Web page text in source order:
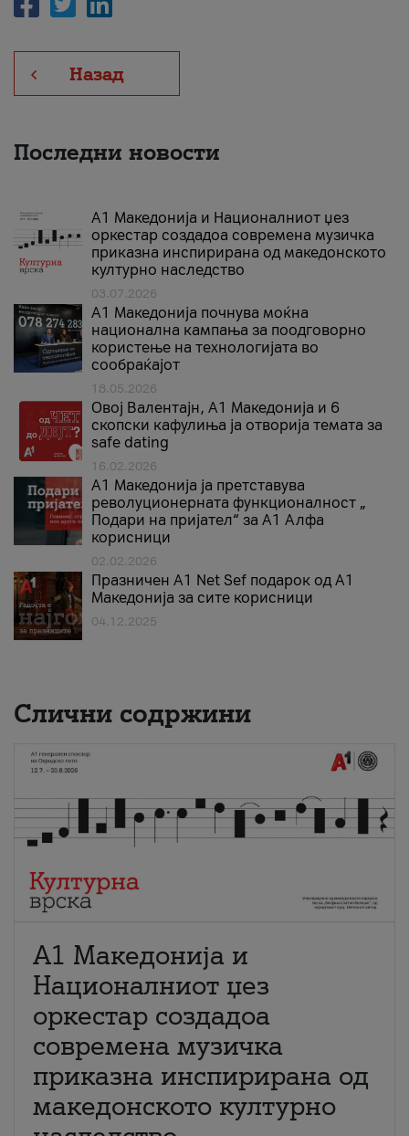
Назад
Последни новости
А1 Македонија и Националниот џез
оркестар создадоа современа музичка
приказна инспирирана од македонското
културно наследство
03.07.2026
A1 Македонија почнува моќна
национална кампања за поодговорно
користење на технологијата во
сообраќајот
18.05.2026
Овој Валентајн, A1 Македонија и 6
скопски кафулиња ја отворија темата за
safe dating
16.02.2026
А1 Македонија ја претставува
револуционерната функционалност „
Подари на пријател“ за А1 Алфа
корисници
02.02.2026
Празничен A1 Net Sеf подарок од А1
Македонија за сите корисници
04.12.2025
Слични содржини
А1 Македонија и
Националниот џез
оркестар создадоа
современа музичка
приказна инспирирана од
македонското културно